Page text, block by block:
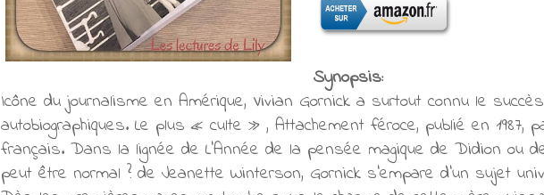
Synopsis:
Icône du journalisme en Amérique, Vivian Gornick a surtout connu le
autobiographiques. Le plus « culte » , Attachement féroce, publié en
français. Dans la lignée de L'Année de la pensée magique de Didion ou
peut être normal ? de Jeanette Winterson, Gornick s'empare d'un sujet